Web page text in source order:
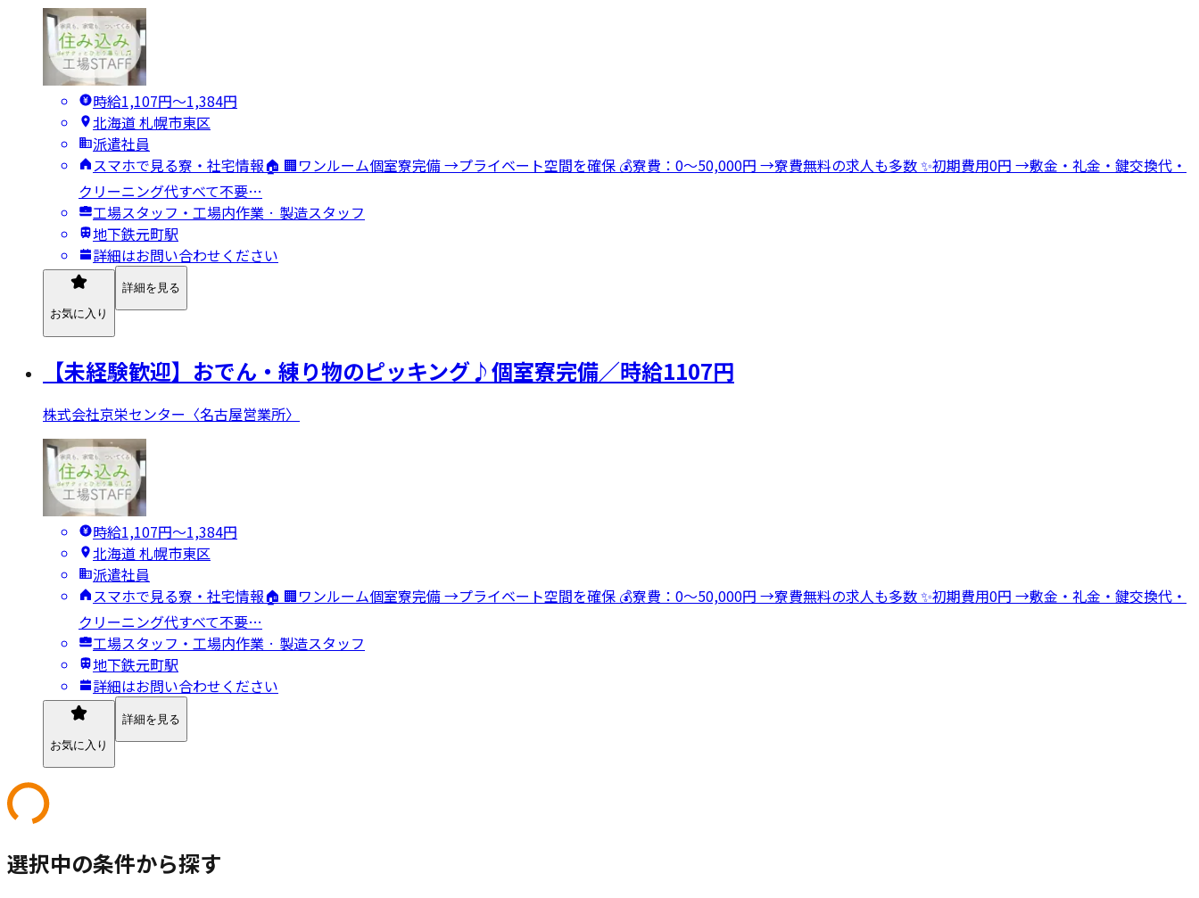
時給1,107円〜1,384円
北海道 札幌市東区
派遣社員
スマホで見る寮・社宅情報🏠 🏢ワンルーム個室寮完備 →プライベート空間を確保 💰寮費：0～50,000円 →寮費無料の求人も多数 ✨初期費用0円 →敷金・礼金・鍵交換代・
クリーニング代すべて不要…
工場スタッフ・工場内作業 · 製造スタッフ
地下鉄元町駅
詳細はお問い合わせください
お気に入り
詳細を見る
【未経験歓迎】おでん・練り物のピッキング♪個室寮完備／時給1107円
株式会社京栄センター〈名古屋営業所〉
時給1,107円〜1,384円
北海道 札幌市東区
派遣社員
スマホで見る寮・社宅情報🏠 🏢ワンルーム個室寮完備 →プライベート空間を確保 💰寮費：0～50,000円 →寮費無料の求人も多数 ✨初期費用0円 →敷金・礼金・鍵交換代・
クリーニング代すべて不要…
工場スタッフ・工場内作業 · 製造スタッフ
地下鉄元町駅
詳細はお問い合わせください
お気に入り
詳細を見る
選択中の条件から探す